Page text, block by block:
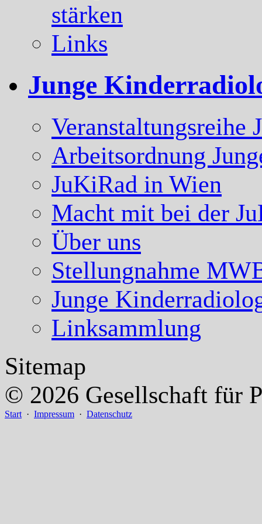
stärken
Links
Junge
Veranstaltungsreihe
Arbeitsordnung
JuKiRad in Wien
Macht mit bei der
Über uns
Stellungnahme
Junge
Linksammlung
Sitemap
© 2026 Gesellschaft für
Start · Impressum · Datenschutz